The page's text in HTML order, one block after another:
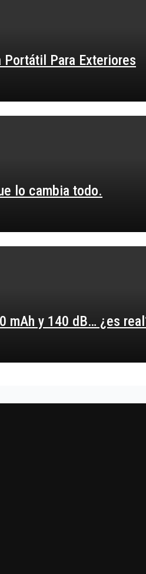
Para Exteriores
lo cambia todo.
mAh y 140 dB… ¿es